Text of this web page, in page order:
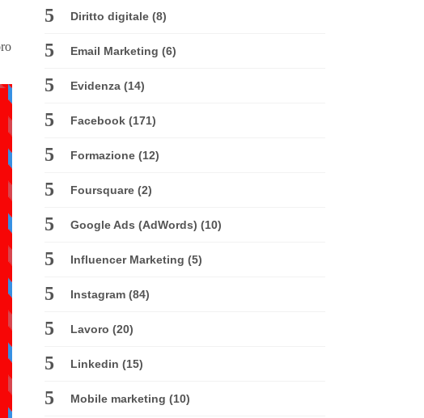
Diritto digitale (8)
Email Marketing (6)
Evidenza (14)
Facebook (171)
Formazione (12)
Foursquare (2)
Google Ads (AdWords) (10)
Influencer Marketing (5)
Instagram (84)
Lavoro (20)
Linkedin (15)
Mobile marketing (10)